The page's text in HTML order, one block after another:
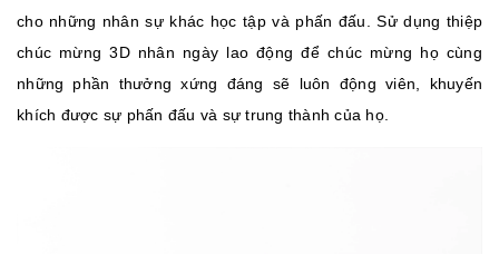
cho những nhân sự khác học tập và phấn đấu. Sử dụng thiệp
chúc mừng 3D nhân ngày lao động để chúc mừng họ cùng
những phần thưởng xứng đáng sẽ luôn động viên, khuyến
khích được sự phấn đấu và sự trung thành của họ.